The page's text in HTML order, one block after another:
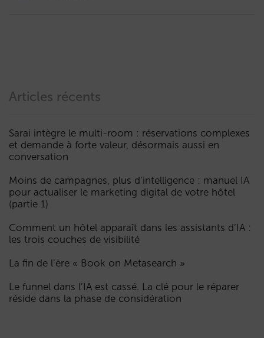
Articles récents
Sarai intègre le multi-room : réservations complexes
et demande à forte valeur, désormais aussi en
conversation
Moins de campagnes, plus d’intelligence : manuel IA
pour actualiser le marketing digital de votre hôtel
(partie 1)
Comment un hôtel apparaît dans les assistants d’IA :
les trois couches de visibilité
La fin de l’ère « Book on Metasearch »
Le funnel dans l’IA est cassé. La clé pour le réparer
réside dans la phase de considération